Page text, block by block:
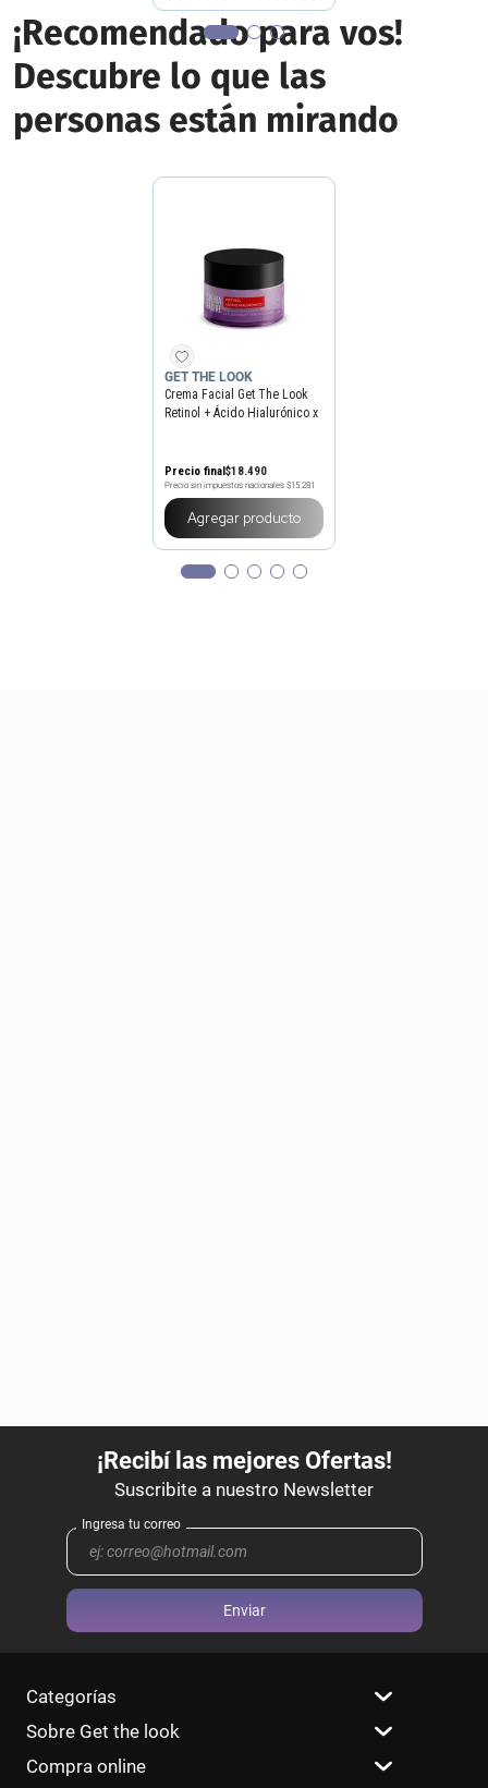
¡Recomendado para vos!
Descubre lo que las
personas están mirando
GET THE LOOK
Crema Facial Get The Look
Retinol + Ácido Hialurónico x
Precio final$18.490
Precio sin impuestos nacionales $15.281
Agregar producto
Enviar
Categorías
Sobre Get the look
Compra online